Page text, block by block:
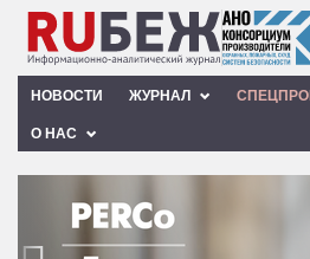
НОВОСТИ ЖУРНАЛ
О НАС